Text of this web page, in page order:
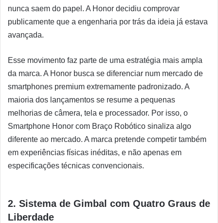
nunca saem do papel. A Honor decidiu comprovar
publicamente que a engenharia por trás da ideia já estava
avançada.
Esse movimento faz parte de uma estratégia mais ampla
da marca. A Honor busca se diferenciar num mercado de
smartphones premium extremamente padronizado. A
maioria dos lançamentos se resume a pequenas
melhorias de câmera, tela e processador. Por isso, o
Smartphone Honor com Braço Robótico sinaliza algo
diferente ao mercado. A marca pretende competir também
em experiências físicas inéditas, e não apenas em
especificações técnicas convencionais.
2. Sistema de Gimbal com Quatro Graus de
Liberdade